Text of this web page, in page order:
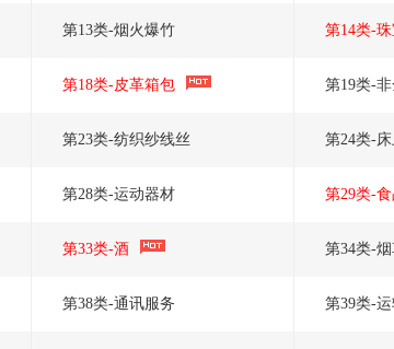
第13类-烟火爆竹 第14类-
第18类-皮革箱包 第19类-
第23类-纺织纱线丝 第24类-
第28类-运动器材 第29类-
第33类-酒 第34类-
第38类-通讯服务 第39类-